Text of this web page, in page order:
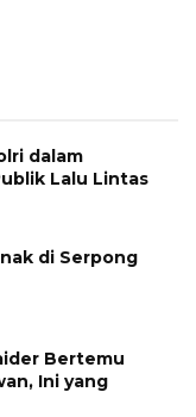
dalam
Lalu Lintas
di Serpong
Bertemu
Ini yang